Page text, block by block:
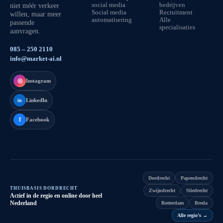
niet méér verkeer
willen, maar meer
passende
aanvragen.
085 – 250 2110
info@market-ai.nl
◎ Instagram
in LinkedIn
f Facebook
social media
Social media
automatisering
bedrijven
Recruitment
Alle
specialisaties
THUISBASIS DORDRECHT
Actief in de regio en online door heel
Nederland
Dordrecht Papendrecht
Zwijndrecht Sliedrecht
Rotterdam Breda
Alle regio’s →